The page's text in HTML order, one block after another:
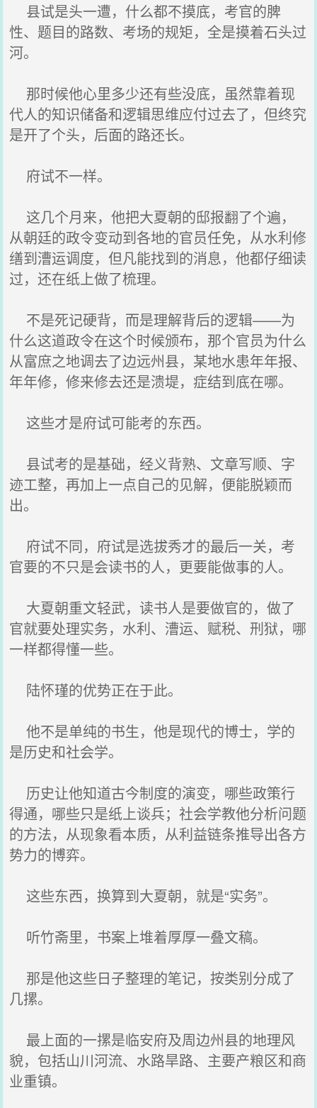
县试是头一遭，什么都不摸底，考官的脾
性、题目的路数、考场的规矩，全是摸着石头过
河。
那时候他心里多少还有些没底，虽然靠着现
代人的知识储备和逻辑思维应付过去了，但终究
是开了个头，后面的路还长。
府试不一样。
这几个月来，他把大夏朝的邸报翻了个遍，
从朝廷的政令变动到各地的官员任免，从水利修
缮到漕运调度，但凡能找到的消息，他都仔细读
过，还在纸上做了梳理。
不是死记硬背，而是理解背后的逻辑——为
什么这道政令在这个时候颁布，那个官员为什么
从富庶之地调去了边远州县，某地水患年年报、
年年修，修来修去还是溃堤，症结到底在哪。
这些才是府试可能考的东西。
县试考的是基础，经义背熟、文章写顺、字
迹工整，再加上一点自己的见解，便能脱颖而
出。
府试不同，府试是选拔秀才的最后一关，考
官要的不只是会读书的人，更要能做事的人。
大夏朝重文轻武，读书人是要做官的，做了
官就要处理实务，水利、漕运、赋税、刑狱，哪
一样都得懂一些。
陆怀瑾的优势正在于此。
他不是单纯的书生，他是现代的博士，学的
是历史和社会学。
历史让他知道古今制度的演变，哪些政策行
得通，哪些只是纸上谈兵；社会学教他分析问题
的方法，从现象看本质，从利益链条推导出各方
势力的博弈。
这些东西，换算到大夏朝，就是“实务”。
听竹斋里，书案上堆着厚厚一叠文稿。
那是他这些日子整理的笔记，按类别分成了
几摞。
最上面的一摞是临安府及周边州县的地理风
貌，包括山川河流、水路旱路、主要产粮区和商
业重镇。